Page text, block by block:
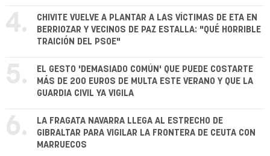
4.
CHIVITE VUELVE A PLANTAR A LAS VÍCTIMAS DE ETA EN
BERRIOZAR Y VECINOS DE PAZ ESTALLA: "QUÉ HORRIBLE
TRAICIÓN DEL PSOE"
5.
EL GESTO 'DEMASIADO COMÚN' QUE PUEDE COSTARTE
MÁS DE 200 EUROS DE MULTA ESTE VERANO Y QUE LA
GUARDIA CIVIL YA VIGILA
6.
LA FRAGATA NAVARRA LLEGA AL ESTRECHO DE
GIBRALTAR PARA VIGILAR LA FRONTERA DE CEUTA CON
MARRUECOS